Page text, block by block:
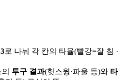
로 나눠 각 칸의 타율(빨강=잘 침 ·
투구 결과(헛스윙·파울 등)와 타